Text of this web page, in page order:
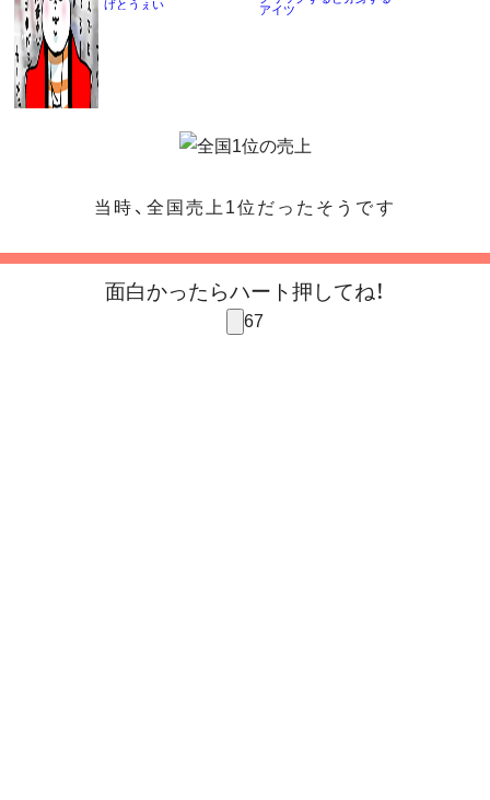
アイツ
当時、全国売上1位だったそうです
面白かったらハート押してね！
67